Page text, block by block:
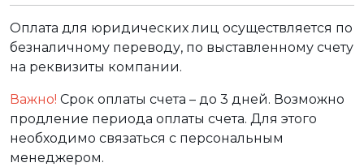
Оплата для юридических лиц осуществляется по
безналичному переводу, по выставленному счету
на реквизиты компании.
Важно! Срок оплаты счета – до 3 дней. Возможно
продление периода оплаты счета. Для этого
необходимо связаться с персональным
менеджером.